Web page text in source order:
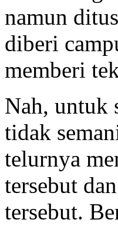
namun
diberi
memberi
Nah, untuk
tidak
telurnya
tersebut
tersebut.